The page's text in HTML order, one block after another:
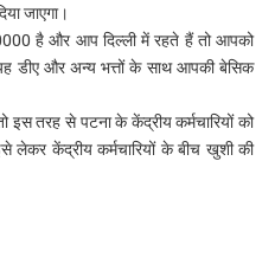
जाएगा।
है और आप दिल्ली में रहते हैं तो आपको
और अन्य भत्तों के साथ आपकी बेसिक
तरह से पटना के केंद्रीय कर्मचारियों को
लेकर केंद्रीय कर्मचारियों के बीच खुशी की